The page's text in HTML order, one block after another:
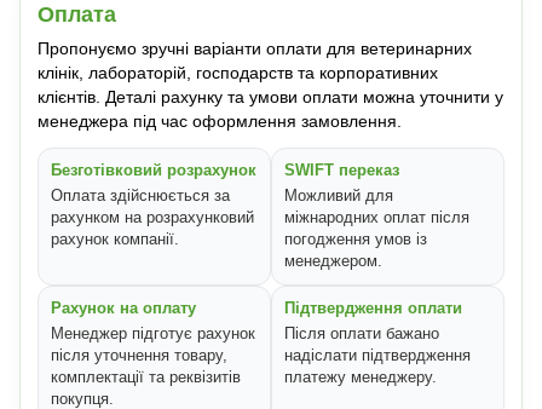
Оплата
Пропонуємо зручні варіанти оплати для ветеринарних
клінік, лабораторій, господарств та корпоративних
клієнтів. Деталі рахунку та умови оплати можна уточнити у
менеджера під час оформлення замовлення.
Безготівковий розрахунок
Оплата здійснюється за
рахунком на розрахунковий
рахунок компанії.
SWIFT переказ
Можливий для
міжнародних оплат після
погодження умов із
менеджером.
Рахунок на оплату
Менеджер підготує рахунок
після уточнення товару,
комплектації та реквізитів
покупця.
Підтвердження оплати
Після оплати бажано
надіслати підтвердження
платежу менеджеру.